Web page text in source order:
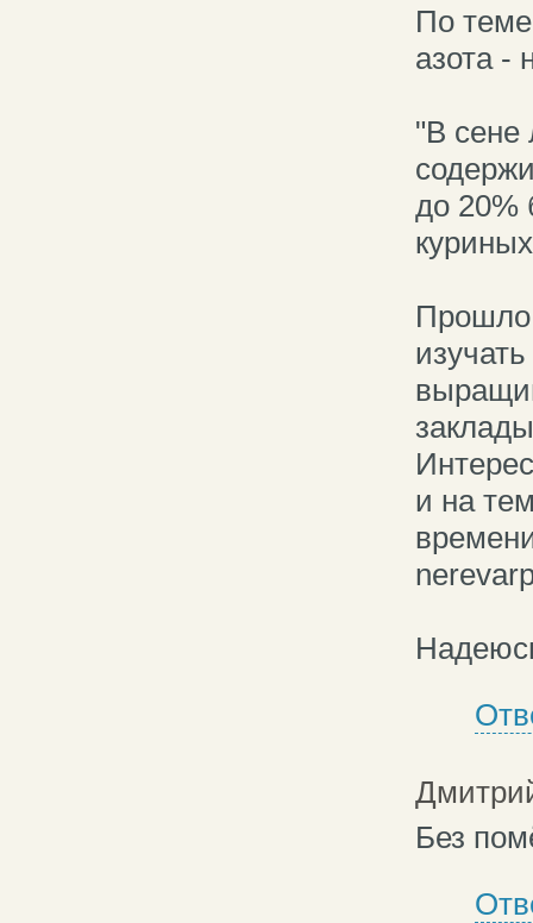
По
азота -
"В сене
до 20%
Прошло
и на
Без